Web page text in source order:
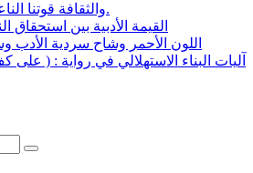
والثقافة قوتنا الناعمة لمخاطبة العالم.
القيمة الأدبية بين
اللون الأحمر وشاح سردية
آليات البناء الاستهلالي في رواية : ( على